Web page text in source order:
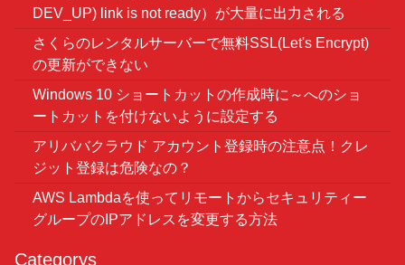
DEV_UP) link is not ready）が大量に出力される
さくらのレンタルサーバーで無料SSL(Let's Encrypt)
の更新ができない
Windows 10 ショートカットの作成時に～へのショ
ートカットを付けないように設定する
アリババクラウド アカウント登録時の注意点！クレ
ジット登録は危険なの？
AWS Lambdaを使ってリモートからセキュリティー
グループのIPアドレスを変更する方法
Categorys